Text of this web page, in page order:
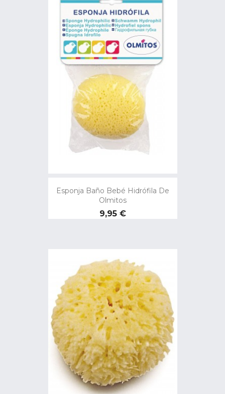
Esponja Baño Bebé Hidrófila De
Olmitos
Precio
9,95 €